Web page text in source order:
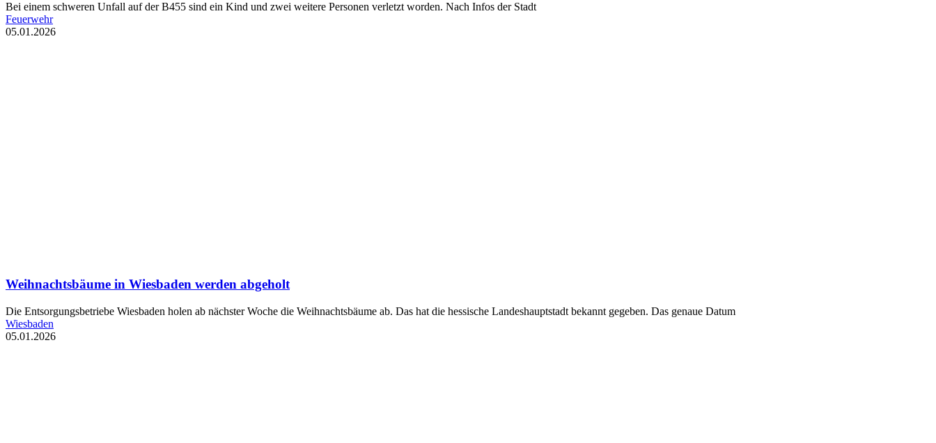
Bei einem schweren Unfall auf der B455 sind ein Kind und zwei weitere Personen verletzt worden. Nach Infos der Stadt
Feuerwehr
05.01.2026
Weihnachtsbäume in Wiesbaden werden abgeholt
Die Entsorgungsbetriebe Wiesbaden holen ab nächster Woche die Weihnachtsbäume ab. Das hat die hessische Landeshauptstadt bekannt gegeben. Das genaue Datum
Wiesbaden
05.01.2026